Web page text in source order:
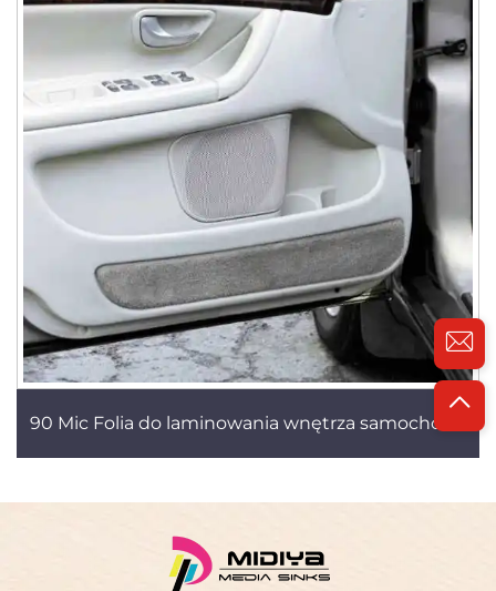
90 Mic Folia do laminowania wnętrza samochodu